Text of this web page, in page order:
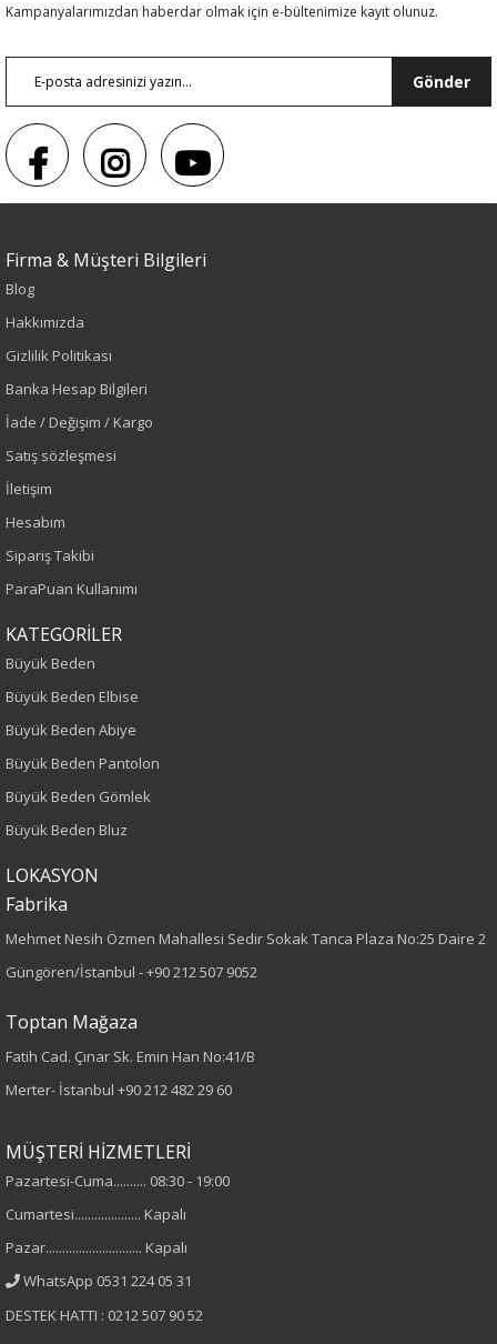
Renk
Sezon
İlkbahar-Yaz
Yaş Grubu
Kalıp
Büyük Beden
Desen
Kumaş
%5 Elastan
Kadın
Kampanyalarımızdan haberdar olmak için e-bültenimize kayıt olunuz.
Gönder
Firma & Müşteri Bilgileri
Blog
Hakkımızda
Gizlilik Politikası
Banka Hesap Bilgileri
İade / Değişim / Kargo
Satış sözleşmesi
İletişim
Hesabım
Sipariş Takibi
ParaPuan Kullanımı
KATEGORİLER
Büyük Beden
Büyük Beden Elbise
Büyük Beden Abiye
Büyük Beden Pantolon
Büyük Beden Gömlek
Büyük Beden Bluz
LOKASYON
Fabrika
Mehmet Nesih Özmen Mahallesi Sedir Sokak Tanca Plaza No:25 Daire 2
Güngören/İstanbul -+90 212 507 9052
Toptan Mağaza
Fatih Cad. Çınar Sk. Emin Han No:41/B
Merter- İstanbul +90 212 482 29 60
MÜŞTERİ HİZMETLERİ
Pazartesi-Cuma.......... 08:30 - 19:00
Cumartesi.................... Kapalı
Pazar............................. Kapalı
WhatsApp 0531 224 05 31
DESTEK HATTI : 0212 507 90 52